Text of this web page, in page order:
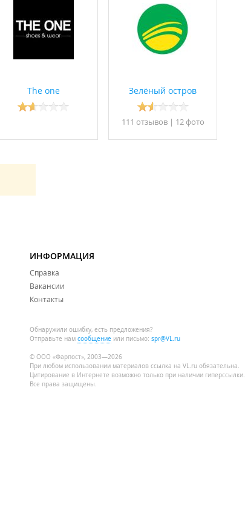
The one Зелёный остров
111 отзывов| 12 фото
ИНФОРМАЦИЯ
Справка
Вакансии
Контакты
Обнаружили ошибку, есть предложения?
Отправьте нам сообщение или письмо: spr@VL.ru
© ООО «Фарпост», 2003—2026
При любом использовании материалов ссылка на VL.ru обязательна.
Цитирование в Интернете возможно только при наличии гиперссылки.
Все права защищены.